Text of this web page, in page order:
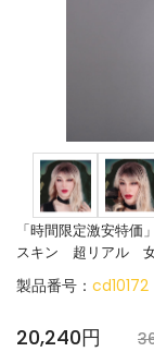
「時間限定激安特
スキン 超リアル
製品番号： cd10172
20,240円